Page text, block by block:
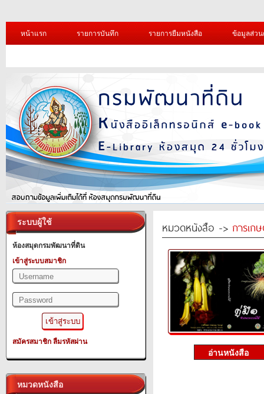
หน้าแรก รายการบันทึก รายการยืมหนังสือ ข้อมูลส่ว
ระบบผู้ใช้
ห้องสมุดกรมพัฒนาที่ดิน
เข้าสู่ระบบสมาชิก
สมัครสมาชิก ลืมรหัสผ่าน
หมวดหนังสือ
หมวดหนังสือ -> การเก